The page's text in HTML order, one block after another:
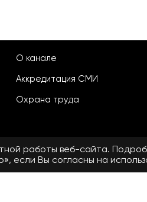
О канале
Аккредитация СМИ
Охрана труда
Пользовательское соглашение
работы веб-сайта.
если Вы согласны на